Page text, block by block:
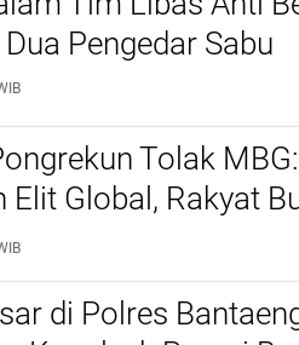
Pengedar Sabu
Tolak
Elit Global, Rakyat
Bukan Makanan
di Polres